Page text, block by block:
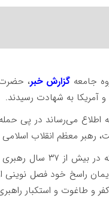
جامعه گزارش خبر، حضرت
آمریکا به شهادت رسیدند.
اطلاع می‌رساند در پی
رهبر معظم انقلاب اسلامی
خلف صالح روح
راسخ خود فصل نوینی
و طاغوت و استکبار